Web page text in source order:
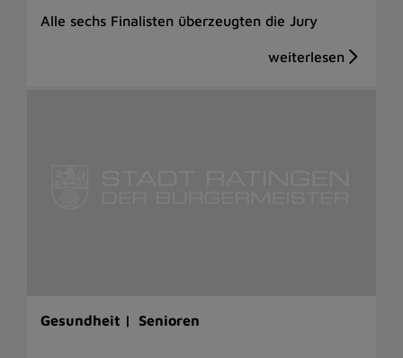
Alle sechs Finalisten überzeugten die Jury
Gesundheit | Senioren